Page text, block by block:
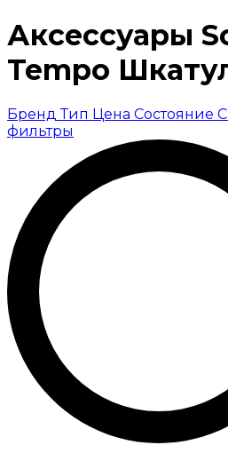
Аксессуары
Tempo
Бренд Тип Цена Состояние
фильтры